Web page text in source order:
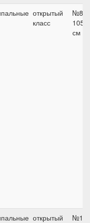
открытый
класс
№8,
105
см
открытый
№1,